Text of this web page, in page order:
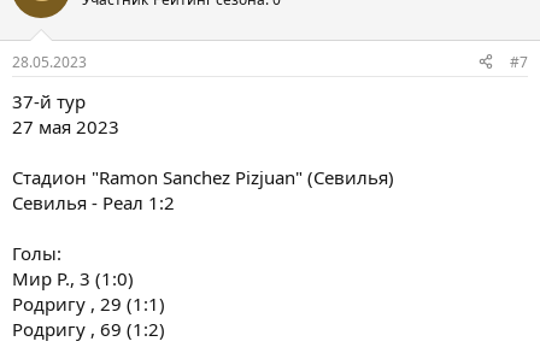
28.05.2023 #7
37-й тур
27 мая 2023
Стадион "Ramon Sanchez Pizjuan" (Севилья)
Севилья - Реал 1:2
Голы:
Мир Р., 3 (1:0)
Родригу , 29 (1:1)
Родригу , 69 (1:2)